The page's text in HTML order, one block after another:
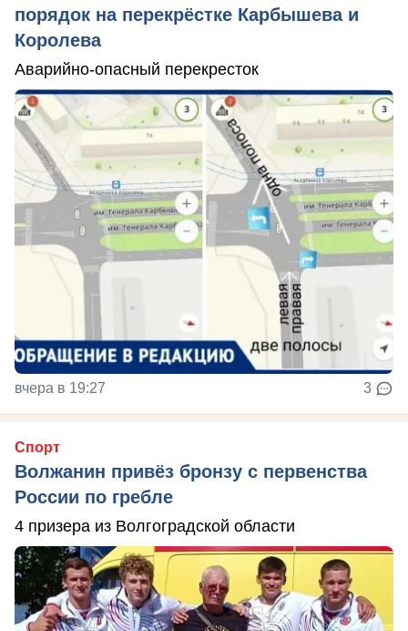
порядок на перекрёстке Карбышева и
Королева
Аварийно-опасный перекресток
вчера в 19:27 3
Спорт
Волжанин привёз бронзу с первенства
России по гребле
4 призера из Волгоградской области